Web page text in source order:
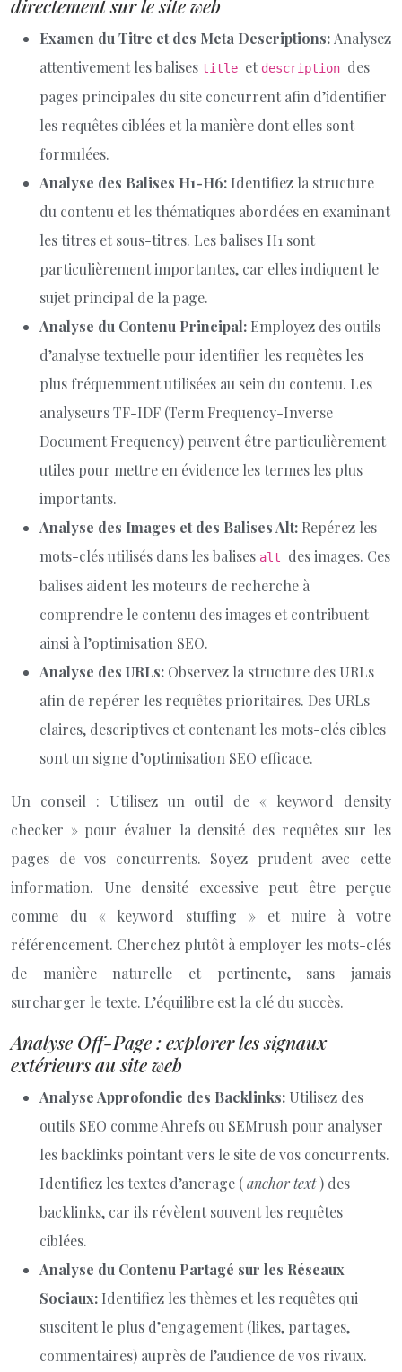
directement sur le site web
Examen du Titre et des Meta Descriptions: Analysez
attentivement les balises title et description des
pages principales du site concurrent afin d’identifier
les requêtes ciblées et la manière dont elles sont
formulées.
Analyse des Balises H1-H6: Identifiez la structure
du contenu et les thématiques abordées en examinant
les titres et sous-titres. Les balises H1 sont
particulièrement importantes, car elles indiquent le
sujet principal de la page.
Analyse du Contenu Principal: Employez des outils
d’analyse textuelle pour identifier les requêtes les
plus fréquemment utilisées au sein du contenu. Les
analyseurs TF-IDF (Term Frequency-Inverse
Document Frequency) peuvent être particulièrement
utiles pour mettre en évidence les termes les plus
importants.
Analyse des Images et des Balises Alt: Repérez les
mots-clés utilisés dans les balises alt des images. Ces
balises aident les moteurs de recherche à
comprendre le contenu des images et contribuent
ainsi à l’optimisation SEO.
Analyse des URLs: Observez la structure des URLs
afin de repérer les requêtes prioritaires. Des URLs
claires, descriptives et contenant les mots-clés cibles
sont un signe d’optimisation SEO efficace.
Un conseil : Utilisez un outil de « keyword density
checker » pour évaluer la densité des requêtes sur les
pages de vos concurrents. Soyez prudent avec cette
information. Une densité excessive peut être perçue
comme du « keyword stuffing » et nuire à votre
référencement. Cherchez plutôt à employer les mots-clés
de manière naturelle et pertinente, sans jamais
surcharger le texte. L’équilibre est la clé du succès.
Analyse Off-Page : explorer les signaux
extérieurs au site web
Analyse Approfondie des Backlinks: Utilisez des
outils SEO comme Ahrefs ou SEMrush pour analyser
les backlinks pointant vers le site de vos concurrents.
Identifiez les textes d’ancrage (anchor text) des
backlinks, car ils révèlent souvent les requêtes
ciblées.
Analyse du Contenu Partagé sur les Réseaux
Sociaux: Identifiez les thèmes et les requêtes qui
suscitent le plus d’engagement (likes, partages,
commentaires) auprès de l’audience de vos rivaux.